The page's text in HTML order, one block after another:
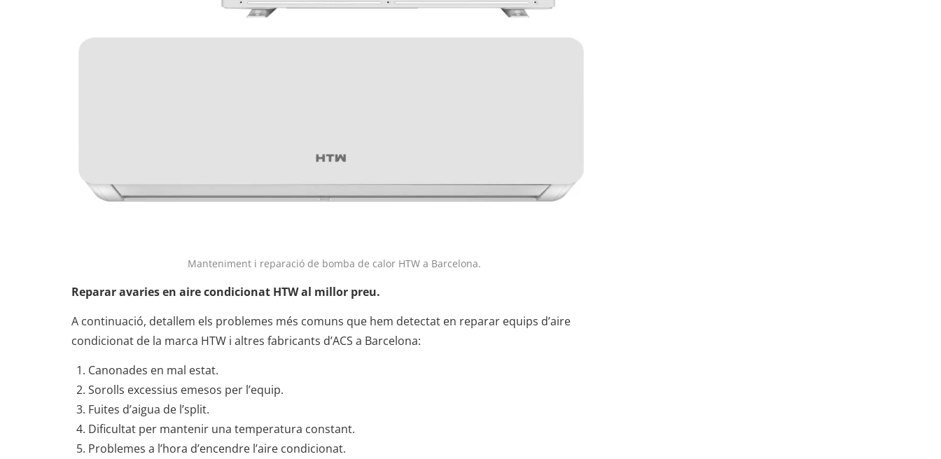
Manteniment i reparació de bomba de calor HTW a Barcelona.
Reparar avaries en aire condicionat HTW al millor preu.
A continuació, detallem els problemes més comuns que hem detectat en reparar equips d’aire
condicionat de la marca HTW i altres fabricants d’ACS a Barcelona:
Canonades en mal estat.
Sorolls excessius emesos per l’equip.
Fuites d’aigua de l’split.
Dificultat per mantenir una temperatura constant.
Problemes a l’hora d’encendre l’aire condicionat.